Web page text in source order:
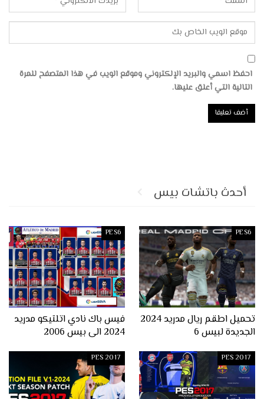
احفظ اسمي والبريد الإلكتروني وموقع الويب في هذا المتصفح للمرة
التالية التي أعلق عليها.
أحدث باتشات بيس
PES6
تحميل اطقم ريال مدريد 2024
الجديدة لبيس 6
PES6
فيس باك نادي اتلتيكو مدريد
2024 الى بيس 2006
PES 2017
PES 2017